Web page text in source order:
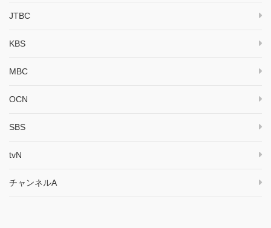
JTBC
KBS
MBC
OCN
SBS
tvN
チャンネルA